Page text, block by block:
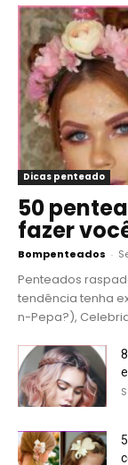
Dicas penteado
50
fazer
Bompenteados -
Penteados
tendência tenha
n-Pepa?),